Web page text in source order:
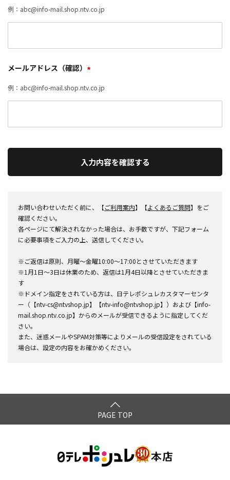
例：abc@info-mail.shop.ntv.co.jp
メールアドレス（確認） *
例：abc@info-mail.shop.ntv.co.jp
入力内容を確認する
お問い合わせいただく前に、【ご利用案内】【よくあるご質問】をご
確認ください。
各ページにて解決されなかった場合は、お手数ですが、下記フォーム
に必要事項をご入力の上、送信してください。
※ご返信は原則、月曜～金曜10:00～17:00とさせていただきます
※1月1日～3日は休業のため、返信は1月4日以降とさせていただきま
す
※ドメイン指定をされている方は、日テレポシュレカスタマーセンタ
ー（【ntv-cs@ntvshop.jp】【ntv-info@ntvshop.jp】）および【info-
mail.shop.ntv.co.jp】からのメールが受信できるように指定してくだ
さい。
また、迷惑メールやSPAM対策等によりメールの受信設定をされている
場合は、設定の内容をお確かめください。
PAGE TOP